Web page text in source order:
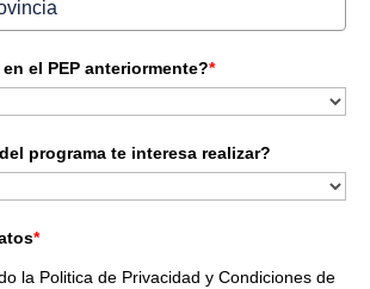
el PEP anteriormente?*
programa te interesa realizar?
*
la Politica de Privacidad y Condiciones de